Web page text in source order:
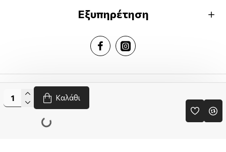
Καλάθι
Εξυπηρέτηση
Greekbooks.gr © 2024
Handcrafted by